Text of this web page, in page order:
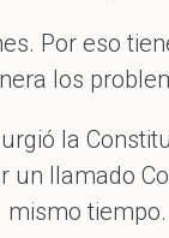
Por eso
los
la
llamado
mismo tiempo.